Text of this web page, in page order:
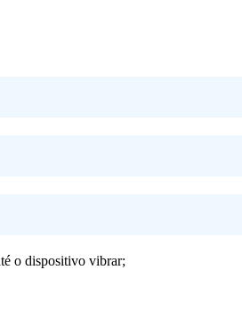
o dispositivo vibrar;